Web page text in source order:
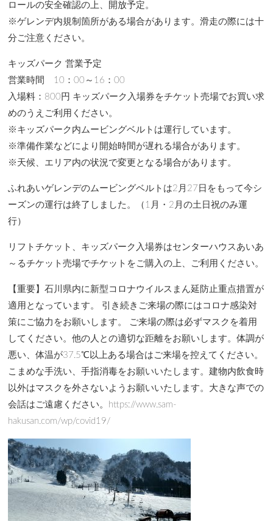
ロールの安全確認の上、開放予定。
※ゲレンデ内規制箇所がある場合があります。滑走の際には十
分ご注意ください。
キッズパーク 営業予定
営業時間 10：00～16：00
入場料：800円 キッズパーク入場券をチケット売場でお買い求
めのうえご利用ください。
※キッズパーク内ムービングベルトは運行しています。
※準備作業などにより開始時間が遅れる場合があります。
※天候、エリア内の状況で変更となる場合があります。
ふれあいゲレンデのムービングベルトは2月27日をもって今シ
ーズンの運行は終了しました。（1月・2月の土日祝のみ運
行）
リフトチケット、キッズパーク入場券はセンターハウスあいあ
～るチケット売場でチケットをご購入の上、ご利用ください。
【重要】石川県内に新型コロナウイルスまん延防止重点措置が
適用となっています。 引き続きご来場の際にはコロナ感染対
策にご協力をお願いします。 ご来場の際は必ずマスクを着用
してください。他の人との適切な距離をお願いします。体調が
悪い、体温が37.5℃以上ある場合はご来場を控えてください。
こまめな手洗い、手指消毒をお願いいたします。建物内飲食時
以外はマスクを外さないようお願いいたします。大きな声での
会話はご遠慮ください。https://www.sam-
hakusan.com/wp/covid19/